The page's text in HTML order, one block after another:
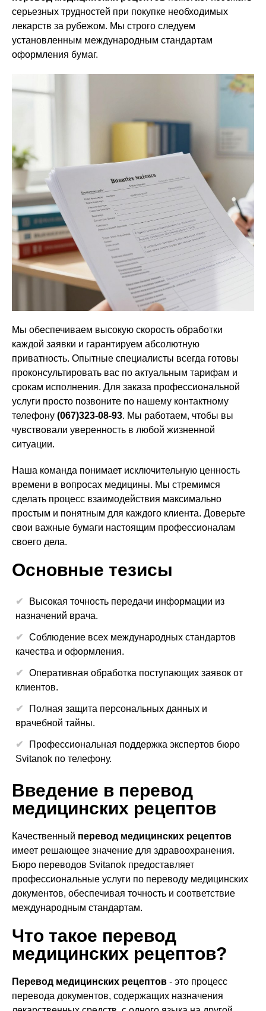
серьезных трудностей при покупке необходимых
лекарств за рубежом. Мы строго следуем
установленным международным стандартам
оформления бумаг.
Мы обеспечиваем высокую скорость обработки
каждой заявки и гарантируем абсолютную
приватность. Опытные специалисты всегда готовы
проконсультировать вас по актуальным тарифам и
срокам исполнения. Для заказа профессиональной
услуги просто позвоните по нашему контактному
телефону (067)323-08-93. Мы работаем, чтобы вы
чувствовали уверенность в любой жизненной
ситуации.
Наша команда понимает исключительную ценность
времени в вопросах медицины. Мы стремимся
сделать процесс взаимодействия максимально
простым и понятным для каждого клиента. Доверьте
свои важные бумаги настоящим профессионалам
своего дела.
Основные тезисы
Высокая точность передачи информации из
назначений врача.
Соблюдение всех международных стандартов
качества и оформления.
Оперативная обработка поступающих заявок от
клиентов.
Полная защита персональных данных и
врачебной тайны.
Профессиональная поддержка экспертов бюро
Svitanok по телефону.
Введение в перевод
медицинских рецептов
Качественный перевод медицинских рецептов
имеет решающее значение для здравоохранения.
Бюро переводов Svitanok предоставляет
профессиональные услуги по переводу медицинских
документов, обеспечивая точность и соответствие
международным стандартам.
Что такое перевод
медицинских рецептов?
Перевод медицинских рецептов - это процесс
перевода документов, содержащих назначения